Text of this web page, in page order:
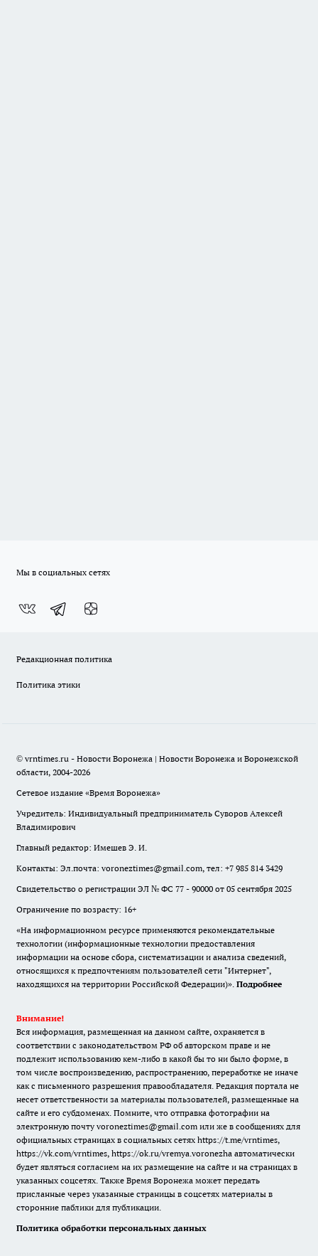
Мы в социальных сетях
Редакционная политика
Политика этики
© vrntimes.ru - Новости Воронежа | Новости Воронежа и Воронежской
области, 2004-2026
Сетевое издание «Время Воронежа»
Учредитель: Индивидуальный предприниматель Суворов Алексей
Владимирович
Главный редактор: Имешев Э. И.
Контакты: Эл.почта: voroneztimes@gmail.com, тел: +7 985 814 3429
Свидетельство о регистрации ЭЛ № ФС 77 - 90000 от 05 сентября 2025
Ограничение по возрасту: 16+
«На информационном ресурсе применяются рекомендательные
технологии (информационные технологии предоставления
информации на основе сбора, систематизации и анализа сведений,
относящихся к предпочтениям пользователей сети "Интернет",
находящихся на территории Российской Федерации)». Подробнее
Внимание!
Вся информация, размещенная на данном сайте, охраняется в
соответствии с законодательством РФ об авторском праве и не
подлежит использованию кем-либо в какой бы то ни было форме, в
том числе воспроизведению, распространению, переработке не иначе
как с письменного разрешения правообладателя. Редакция портала не
несет ответственности за материалы пользователей, размещенные на
сайте и его субдоменах. Помните, что отправка фотографии на
электронную почту voroneztimes@gmail.com или же в сообщениях для
официальных страницах в социальных сетях https://t.me/vrntimes,
https://vk.com/vrntimes, https://ok.ru/vremya.voronezha автоматически
будет являться согласием на их размещение на сайте и на страницах в
указанных соцсетях. Также Время Воронежа может передать
присланные через указанные страницы в соцсетях материалы в
сторонние паблики для публикации.
Политика обработки персональных данных